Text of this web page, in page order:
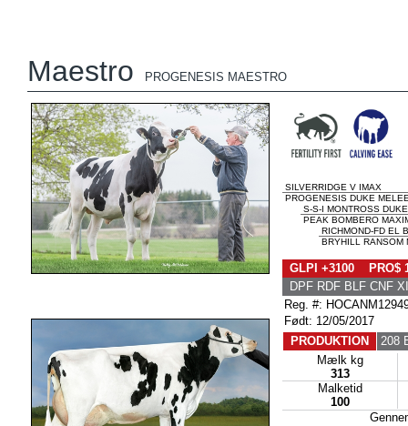
Maestro PROGENESIS MAESTRO
SILVERRIDGE V IMAX
PROGENESIS DUKE
S-S-I MONTROSS DUKE
PEAK BOMBERO
RICHMOND-FD EL
BRYHILL RANSOM
GLPI +3100 PRO$
DPF RDF BLF CNF
Reg. #:
Født: 12/05/2017
PRODUKTION
208
Mælk kg
313
Malketid
100